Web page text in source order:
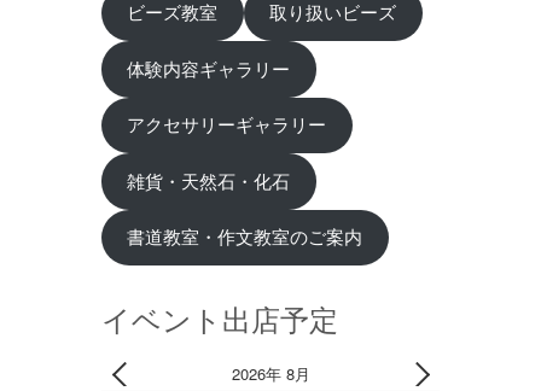
ビーズ教室 取り扱いビーズ
体験内容ギャラリー
アクセサリーギャラリー
雑貨・天然石・化石
書道教室・作文教室のご案内
イベント出店予定
2026年 8月